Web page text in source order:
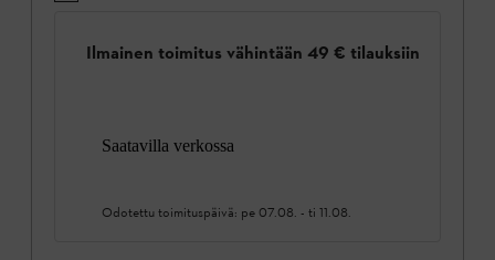
Ilmainen toimitus vähintään 49 € tilauksiin
Saatavilla verkossa
Odotettu toimituspäivä: pe 07.08. - ti 11.08.